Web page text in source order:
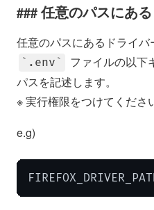
任意のパスにあ
任意のパスにあるドライバ
.env
ファイルの以下
パスを記述します。
※ 実行権限をつけてくださ
e.g)